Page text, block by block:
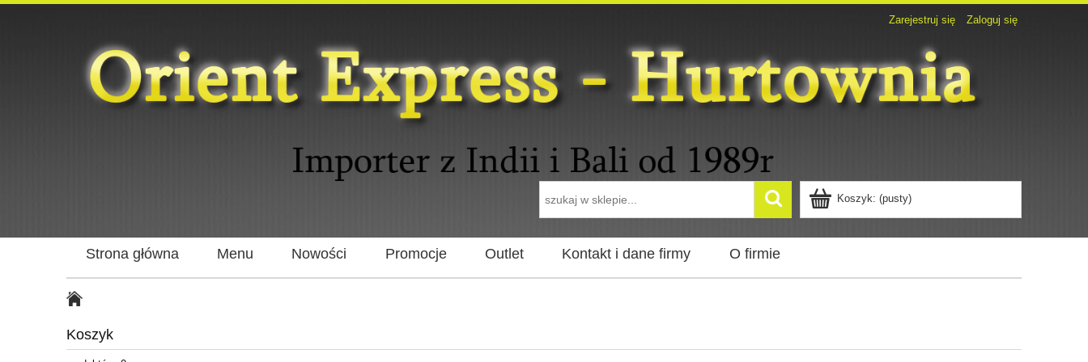
Zarejestruj się Zaloguj się
Koszyk: (pusty)
Strona główna Menu Nowości Promocje Outlet Kontakt i dane firmy O firmie
Koszyk